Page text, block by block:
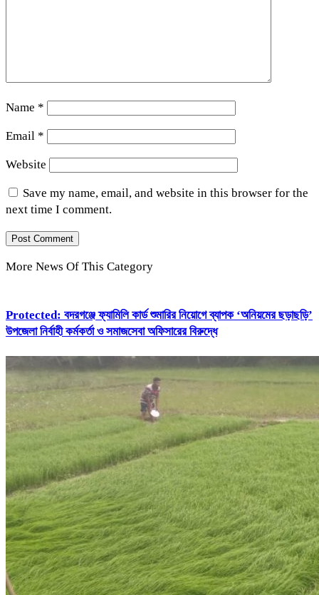
Name *
Email *
Website
Save my name, email, and website in this browser for the
next time I comment.
More News Of This Category
Protected: ‎বদরগঞ্জে ফ্যামিলি কার্ড শুমারির নিয়োগে ব্যাপক ‘অনিয়মের ছড়াছড়ি’
উপজেলা নির্বাহী কর্মকর্তা ও সমাজসেবা অফিসারের বিরুদ্ধে